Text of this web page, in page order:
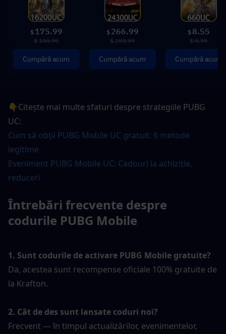
$ 175.99
$ 199.99
Cumpără acum
$ 266.99
$ 299.99
Cumpără acum
$ 8.55
$ 9.99
Cumpără acum
👇Citește mai multe sfaturi despre strategiile PUBG
UC:
Cum să obții PUBG Mobile UC gratuit: 6 metode
legitime
Eveniment PUBG Mobile UC: Cadouri la achiziție,
reduceri
Întrebări frecvente despre
codurile PUBG Mobile
1. Sunt codurile de activare PUBG Mobile gratuite?
Da, acestea sunt recompense oficiale 100% gratuite de
la Krafton.
2. Cât de des sunt lansate coduri noi?
Frecvent — în timpul actualizărilor, evenimentelor,